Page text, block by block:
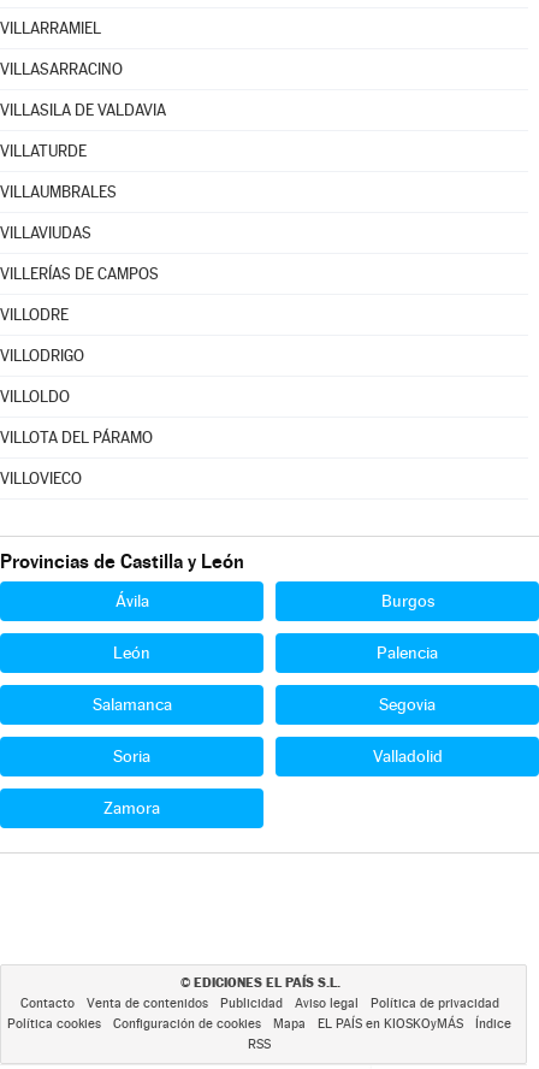
VILLARRAMIEL
VILLASARRACINO
VILLASILA DE VALDAVIA
VILLATURDE
VILLAUMBRALES
VILLAVIUDAS
VILLERÍAS DE CAMPOS
VILLODRE
VILLODRIGO
VILLOLDO
VILLOTA DEL PÁRAMO
VILLOVIECO
Provincias de Castilla y León
Ávila Burgos
León Palencia
Salamanca Segovia
Soria Valladolid
Zamora
© EDICIONES EL PAÍS S.L.
Contacto Venta de contenidos Publicidad Aviso legal
Política de privacidad
Política cookies
Configuración de cookies Mapa EL PAÍS en KIOSKOyMÁS
Índice
RSS